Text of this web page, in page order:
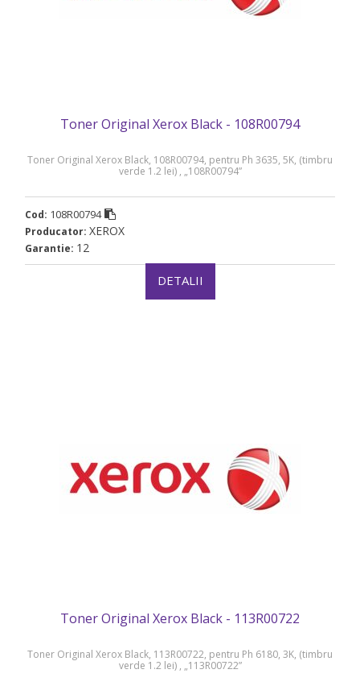
Toner Original Xerox Black - 108R00794
Toner Original Xerox Black, 108R00794, pentru Ph 3635, 5K, (timbru
verde 1.2 lei) , „108R00794”
Cod: 108R00794
Producator: XEROX
Garantie: 12
DETALII
Toner Original Xerox Black - 113R00722
Toner Original Xerox Black, 113R00722, pentru Ph 6180, 3K, (timbru
verde 1.2 lei) , „113R00722”